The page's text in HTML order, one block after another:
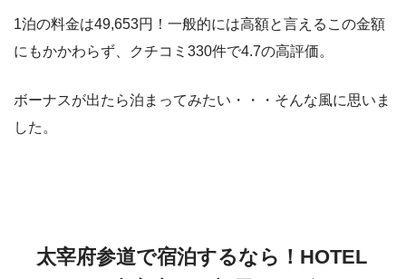
1泊の料金は49,653円！一般的には高額と言えるこの金額
にもかかわらず、クチコミ330件で4.7の高評価。
ボーナスが出たら泊まってみたい・・・そんな風に思いま
した。
太宰府参道で宿泊するなら！HOTEL